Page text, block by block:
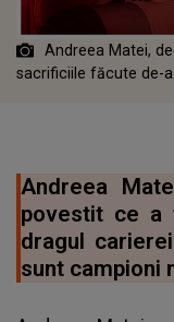
Andreea Matei,
sacrificiile făcute de-
Andreea
povestit ce a
dragul
sunt campioni